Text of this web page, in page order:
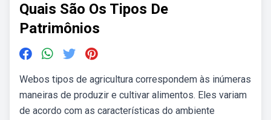
Quais São Os Tipos De
Patrimônios
Webos tipos de agricultura correspondem às inúmeras
maneiras de produzir e cultivar alimentos. Eles variam
de acordo com as características do ambiente